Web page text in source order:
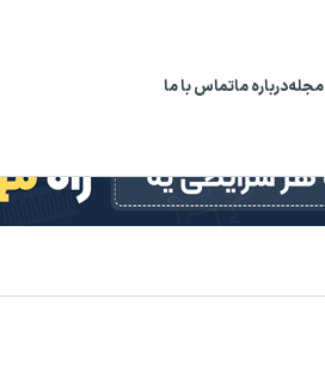
مجلهدرباره ماتماس با ما